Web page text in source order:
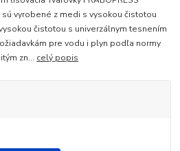
vyrobené z medi s vysokou čistotou
čistotou s univerzálnym tesnením
pre vodu i plyn podľa normy
zn... celý popis